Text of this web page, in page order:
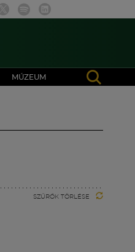
MÚZEUM
SZŰRŐK TÖRLÉSE